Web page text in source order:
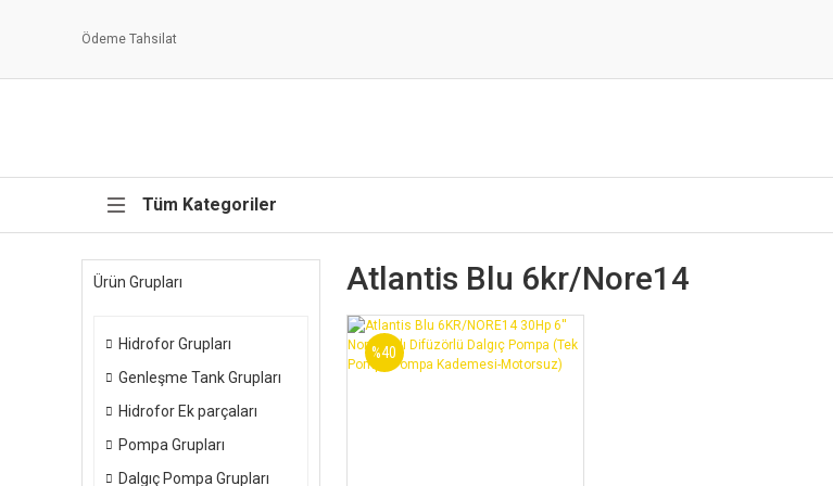
Ödeme Tahsilat
Tüm Kategoriler
Ürün Grupları
Hidrofor Grupları
Genleşme Tank Grupları
Hidrofor Ek parçaları
Pompa Grupları
Dalgıç Pompa Grupları
Atlantis Blu 6kr/nore14
%40